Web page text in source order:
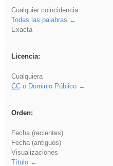
Cualquier coincidencia
Todas las palabras
Exacta
Licencia:
Cualquiera
CCo Dominio Público
Orden:
Fecha (recientes)
Fecha (antiguos)
Visualizaciones
Título